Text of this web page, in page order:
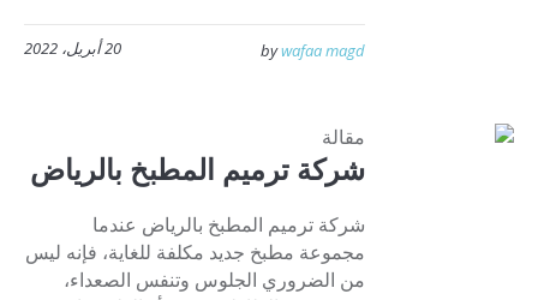
20 أبريل، 2022 bywafaa magd
مقالة
شركة ترميم المطبخ بالرياض
شركة ترميم المطبخ بالرياض عندما
مجموعة مطبخ جديد مكلفة للغاية، فإنه ليس
من الضروري الجلوس وتنفس الصعداء،